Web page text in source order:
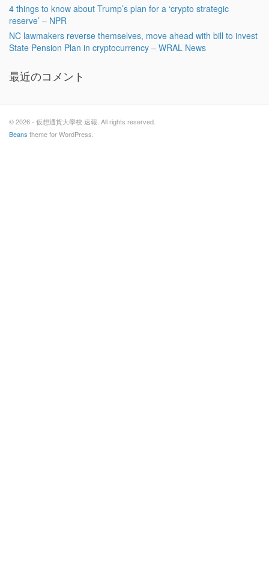
4 things to know about Trump’s plan for a ‘crypto strategic
reserve’ – NPR
NC lawmakers reverse themselves, move ahead with bill to invest
State Pension Plan in cryptocurrency – WRAL News
最近のコメント
© 2026 - 仮想通貨大學校 速報. All rights reserved.
Beans theme for WordPress.